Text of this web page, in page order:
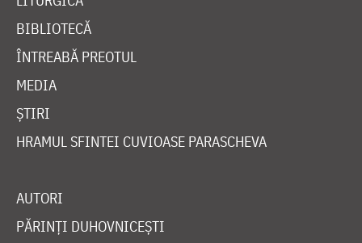
BIBLIOTECĂ
ÎNTREABĂ PREOTUL
MEDIA
ȘTIRI
HRAMUL SFINTEI CUVIOASE PARASCHEVA
AUTORI
PĂRINȚI DUHOVNICEȘTI